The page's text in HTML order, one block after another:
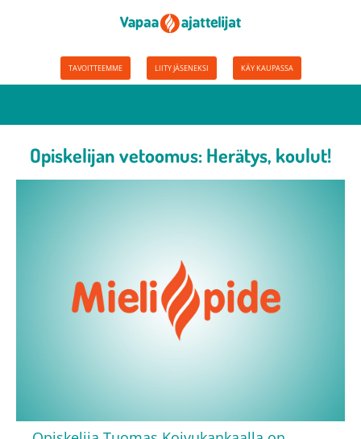
TAVOITTEEMME LIITY JÄSENEKSI KÄY KAUPASSA
Opiskelijan vetoomus: Herätys, koulut!